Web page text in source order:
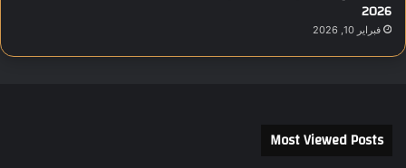
2026
فبراير 10, 2026
Most Viewed Posts